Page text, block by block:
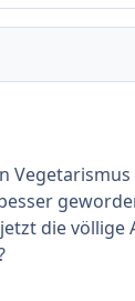
die völlige